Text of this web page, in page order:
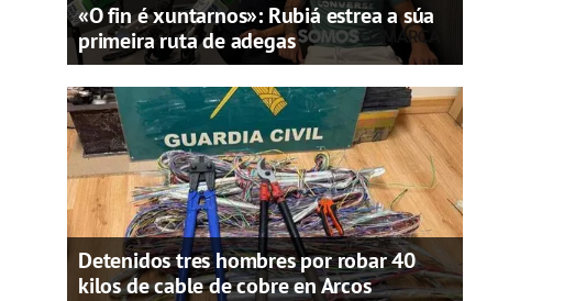
«O fin é xuntarnos»: Rubiá estrea a súa
primeira ruta de adegas
Detenidos tres hombres por robar 40
kilos de cable de cobre en Arcos